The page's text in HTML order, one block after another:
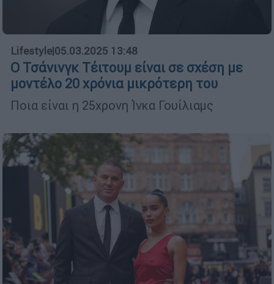
Lifestyle|05.03.2025 13:48
Ο Τσάνινγκ Τέιτουμ είναι σε σχέση με
μοντέλο 20 χρόνια μικρότερη του
Ποια είναι η 25χρονη Ίνκα Γουίλιαμς